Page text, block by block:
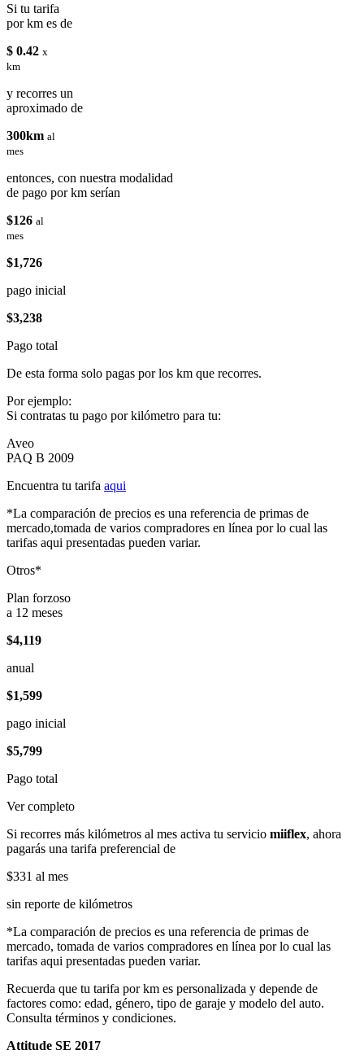
Si tu tarifa
por km es de
$ 0.42 x
km
y recorres un
aproximado de
300km al
mes
entonces, con nuestra modalidad
de pago por km serían
$126 al
mes
$1,726
pago inicial
$3,238
Pago total
De esta forma solo pagas por los km que recorres.
Por ejemplo:
Si contratas tu pago por kilómetro para tu:
Aveo
PAQ B 2009
Encuentra tu tarifa aqui
*La comparación de precios es una referencia de primas de
mercado,tomada de varios compradores en línea por lo cual las
tarifas aqui presentadas pueden variar.
Otros*
Plan forzoso
a 12 meses
$4,119
anual
$1,599
pago inicial
$5,799
Pago total
Ver completo
Si recorres más kilómetros al mes activa tu servicio miiflex, ahora
pagarás una tarifa preferencial de
$331 al mes
sin reporte de kilómetros
*La comparación de precios es una referencia de primas de
mercado, tomada de varios compradores en línea por lo cual las
tarifas aqui presentadas pueden variar.
Recuerda que tu tarifa por km es personalizada y depende de
factores como: edad, género, tipo de garaje y modelo del auto.
Consulta términos y condiciones.
Attitude SE 2017